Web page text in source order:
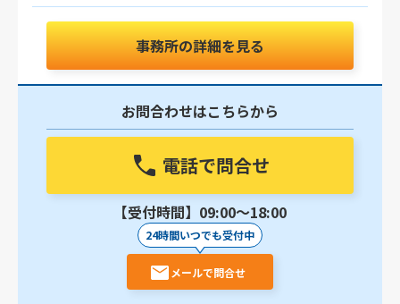
事務所の詳細を見る
お問合わせはこちらから
電話で問合せ
【受付時間】09:00〜18:00
24時間いつでも受付中
メールで問合せ